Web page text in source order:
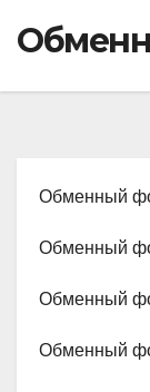
Обменный
Обменный
Обменный
Обменный